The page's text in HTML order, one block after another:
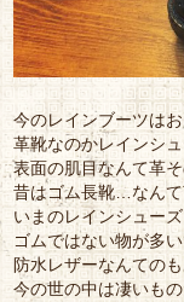
今のレインブーツは
革靴なのかレインシ
表面の肌目なんて革
昔はゴム長靴…なん
いまのレインシュー
ゴムではない物が多い
防水レザーなんての
今の世の中は凄いも